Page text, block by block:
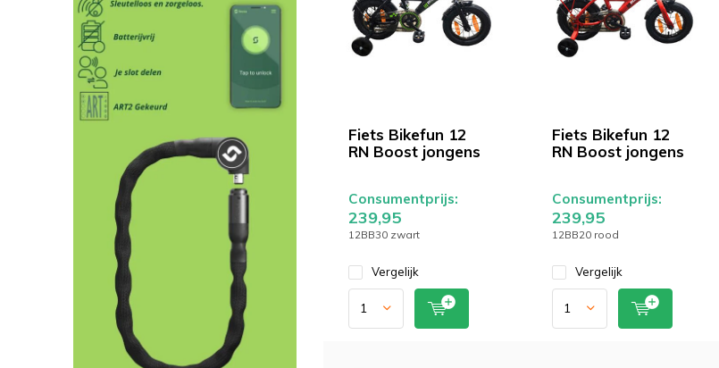
Fiets Bikefun 12
RN Boost jongens
Consumentprijs:
239,95
12BB30 zwart
Vergelijk
Fiets Bikefun 12
RN Boost jongens
Consumentprijs:
239,95
12BB20 rood
Vergelijk